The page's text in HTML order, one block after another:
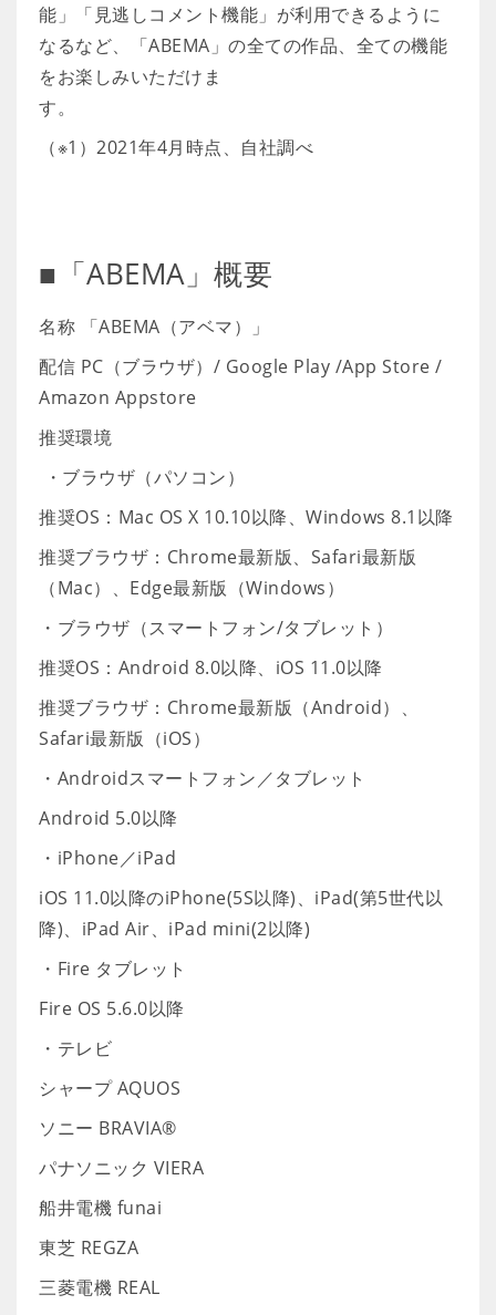
能」「見逃しコメント機能」が利用できるように
なるなど、「ABEMA」の全ての作品、全ての機能
をお楽しみいただけま
す。
（※1）2021年4月時点、自社調べ
■「ABEMA」概要
名称 「ABEMA（アベマ）」
配信 PC（ブラウザ）/ Google Play /App Store /
Amazon Appstore
推奨環境
・ブラウザ（パソコン）
推奨OS：Mac OS X 10.10以降、Windows 8.1以降
推奨ブラウザ：Chrome最新版、Safari最新版
（Mac）、Edge最新版（Windows）
・ブラウザ（スマートフォン/タブレット）
推奨OS：Android 8.0以降、iOS 11.0以降
推奨ブラウザ：Chrome最新版（Android）、
Safari最新版（iOS）
・Androidスマートフォン／タブレット
Android 5.0以降
・iPhone／iPad
iOS 11.0以降のiPhone(5S以降)、iPad(第5世代以
降)、iPad Air、iPad mini(2以降)
・Fire タブレット
Fire OS 5.6.0以降
・テレビ
シャープ AQUOS
ソニー BRAVIA®
パナソニック VIERA
船井電機 funai
東芝 REGZA
三菱電機 REAL